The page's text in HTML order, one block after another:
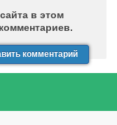
в этом